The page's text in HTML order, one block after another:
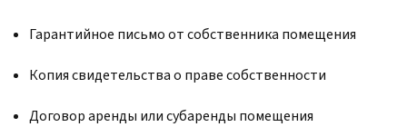
Гарантийное письмо от собственника помещения
Копия свидетельства о праве собственности
Договор аренды или субаренды помещения